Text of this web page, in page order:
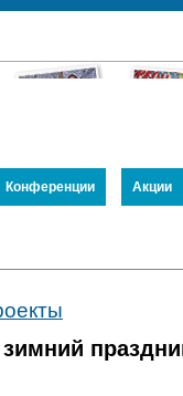
Конференции Акции